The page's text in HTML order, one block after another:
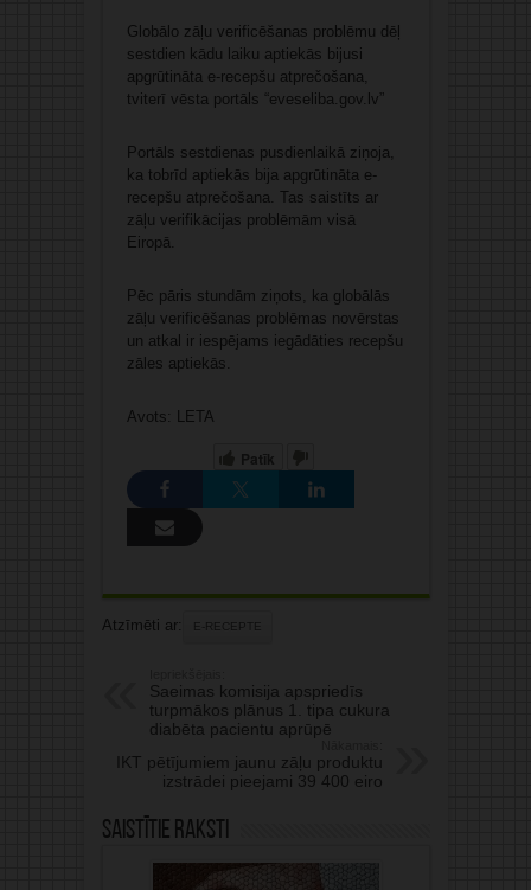
Globālo zāļu verificēšanas problēmu dēļ
sestdien kādu laiku aptiekās bijusi
apgrūtināta e-recepšu atprečošana,
tviterī vēsta portāls “eveseliba.gov.lv”
Portāls sestdienas pusdienlaikā ziņoja,
ka tobrīd aptiekās bija apgrūtināta e-
recepšu atprečošana. Tas saistīts ar
zāļu verifikācijas problēmām visā
Eiropā.
Pēc pāris stundām ziņots, ka globālās
zāļu verificēšanas problēmas novērstas
un atkal ir iespējams iegādāties recepšu
zāles aptiekās.
Avots: LETA
Patīk
Atzīmēti ar: E-RECEPTE
Saeimas komisija apspriedīs
turpmākos plānus 1. tipa cukura
diabēta pacientu aprūpē
IKT pētījumiem jaunu zāļu produktu
izstrādei pieejami 39 400 eiro
Saistītie raksti